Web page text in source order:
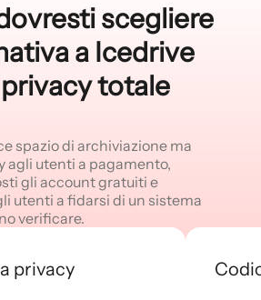
scegliere
a Icedrive
totale
spazio di archiviazione ma
agli utenti a pagamento,
gli account gratuiti e
utenti a fidarsi di un sistema
verificare.
privacy